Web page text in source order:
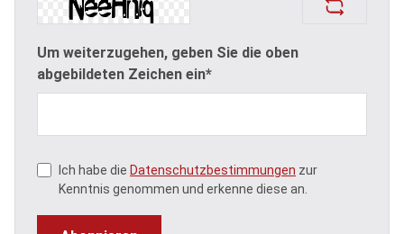
Um weiterzugehen, geben Sie die oben
abgebildeten Zeichen ein*
Ich habe die Datenschutzbestimmungen zur
Kenntnis genommen und erkenne diese an.